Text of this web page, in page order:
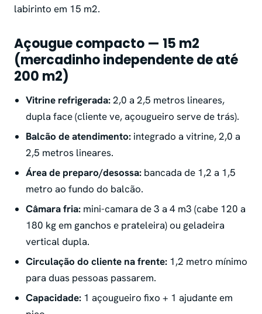
labirinto em 15 m2.
Açougue compacto — 15 m2
(mercadinho independente de até
200 m2)
Vitrine refrigerada:2,0 a 2,5 metros lineares,
dupla face (cliente ve, açougueiro serve de trás).
Balcão de atendimento: integrado a vitrine, 2,0 a
2,5 metros lineares.
Área de preparo/desossa: bancada de 1,2 a 1,5
metro ao fundo do balcão.
Câmara fria: mini-camara de 3 a 4 m3 (cabe 120 a
180 kg em ganchos e prateleira) ou geladeira
vertical dupla.
Circulação do cliente na frente: 1,2 metro mínimo
para duas pessoas passarem.
Capacidade: 1 açougueiro fixo + 1 ajudante em